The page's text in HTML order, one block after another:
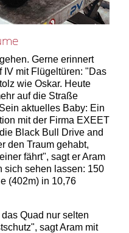
Gerne erinnert
IV mit Flügeltüren: "Das
wie Oskar. Heute
auf die Straße
aktuelles Baby: Ein
mit der Firma EXEET
Black Bull Drive and
den Traum gehabt,
fährt", sagt er Aram
sich sehen lassen: 150
(402m) in 10,76
Quad nur selten
sagt Aram mit